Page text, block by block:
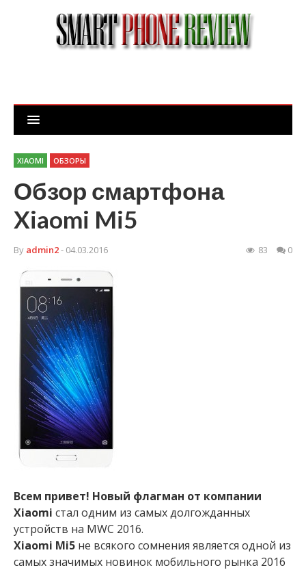
XIAOMI ОБЗОРЫ
Обзор смартфона
Xiaomi Mi5
By admin2- 04.03.2016 83 0
Всем привет! Новый флагман от компании
Xiaomi стал одним из самых долгожданных
устройств на MWC 2016.
Xiaomi Mi5 не всякого сомнения является одной из
самых значимых новинок мобильного рынка 2016